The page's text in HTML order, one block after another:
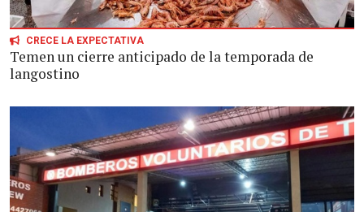
CRECE LA EXPECTATIVA
Temen un cierre anticipado de la temporada de
langostino